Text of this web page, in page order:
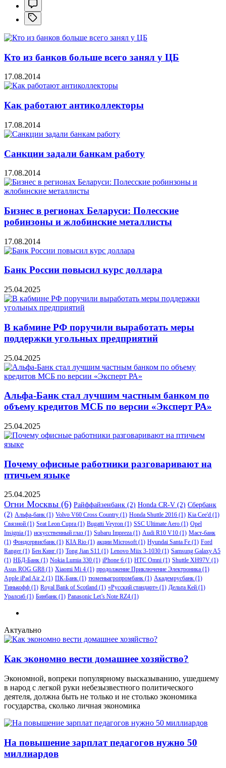
Кто из банков больше всего занял у ЦБ
17.08.2014
Как работают антиколлекторы
17.08.2014
Санкции задали банкам работу
17.08.2014
Бизнес в регионах Беларуси: Полесские
робинзоны и жлобинские металлисты
17.08.2014
Банк России повысил курс доллара
25.04.2025
В кабмине РФ поручили выработать меры
поддержки угольных предприятий
25.04.2025
Альфа-Банк стал лучшим частным банком по
объему кредитов МСБ по версии «Эксперт РА»
25.04.2025
Почему офисные работники разговаривают на
птичьем языке
25.04.2025
Огни Москвы (6) Райффайзенбанк (2) Honda CR-V (2) Сбербанк
(2) Альфа-банк (1) Volvo V60 Cross Country (1) Honda Shuttle 2016 (1) Kia Cee'd (1)
Связной (1) Seat Leon Cupra (1) Bugatti Veyron (1) SSC Ultimate Aero (1) Opel
Insignia (1) искусственный глаз (1) Subaru Impreza (1) Audi R10 V10 (1) Маст-банк
(1) Фондсервисбанк (1) KIA Rio (1) акции Microsoft(1) Hyundai Santa Fe (1) Ford
Ranger (1) Бен Кинг (1) Tong Jian S11 (1) Lenovo Miix 3-1030 (1) Samsung Galaxy A5
(1) НБД-Банк (1) Nokia Lumia 330 (1) iPhone 6 (1) HTC Omni (1) Shuttle XH97V (1)
Asus ROG GR8 (1) Xiaomi Mi 4 (1) продолжение Приключение Электроника (1)
Apple iPad Air 2 (1) ПК-Банк (1) тюменьагропромбанк (1) Академрусбанк (1)
Тинькофф (1) Royal Bank of Scotland (1) «Русский стандарт» (1) Дельта Кей (1)
Уралсиб (1) Бинбанк (1) Panasonic Let’s Note RZ4 (1)
Актуально
Как экономно вести домашнее хозяйство?
Экономной, вопреки популярному высказыванию, ушедшему
в народ с легкой руки небезызвестного политического
деятеля, должна быть не только и не столько экономика
государства, сколько личная экономика
На повышение зарплат педагогов нужно 50
миллиардов